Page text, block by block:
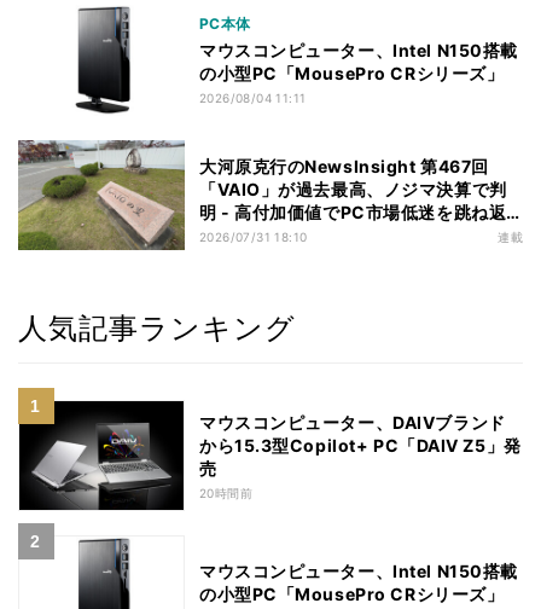
PC本体
マウスコンピューター、Intel N150搭載
の小型PC「MousePro CRシリーズ」
2026/08/04 11:11
大河原克行のNewsInsight 第467回
「VAIO」が過去最高、ノジマ決算で判
明 - 高付加価値でPC市場低迷を跳ね返
す
2026/07/31 18:10 連載
人気記事ランキング
マウスコンピューター、DAIVブランド
から15.3型Copilot+ PC「DAIV Z5」発
売
20時間前
マウスコンピューター、Intel N150搭載
の小型PC「MousePro CRシリーズ」